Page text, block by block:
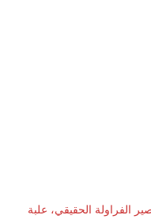
الفراولة الحقيقي، علبة